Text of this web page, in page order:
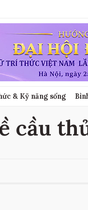
& Kỹ năng sống
cầu